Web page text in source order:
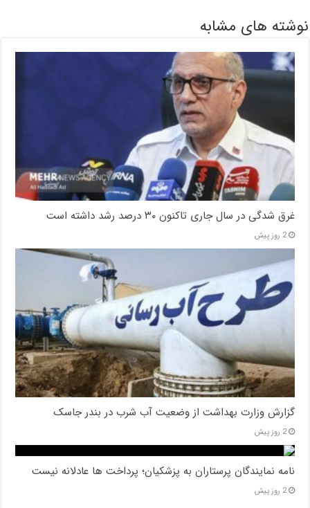
نوشته های مشابه
غرق شدگی در سال جاری تاکنون ۳۰ درصد رشد داشته است
2 روز پیش
گزارش وزارت بهداشت از وضعیت آب شرب در بندر جاسک
2 روز پیش
نامه نمایندگان پرستاران به پزشکیان؛ پرداخت ها عادلانه نیست
2 روز پیش